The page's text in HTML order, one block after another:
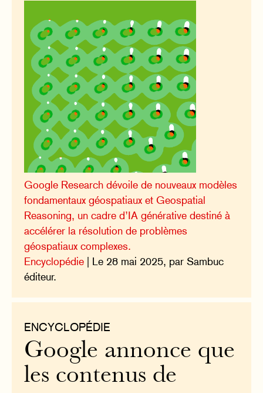
Google Research dévoile de nouveaux modèles
fondamentaux géospatiaux et Geospatial
Reasoning, un cadre d’IA générative destiné à
accélérer la résolution de problèmes
géospatiaux complexes.
Encyclopédie | Le 28 mai 2025, par Sambuc
éditeur.
ENCYCLOPÉDIE
Google annonce que
les contenus de